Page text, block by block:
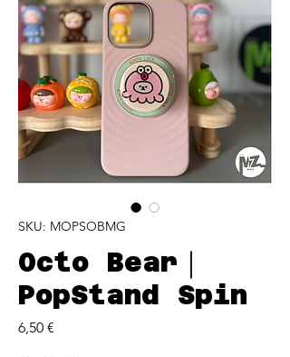
SKU: MOPSOBMG
Octo Bear｜
PopStand Spin
6,50 €